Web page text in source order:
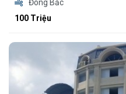
Đông Bắc
100 Triệu